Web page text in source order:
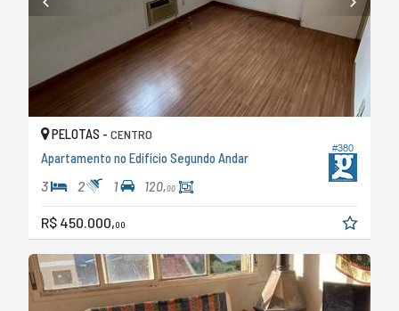
#380
PELOTAS - CENTRO
Apartamento no Edifício Segundo Andar
3 2 1 120,00
R$ 450.000,00